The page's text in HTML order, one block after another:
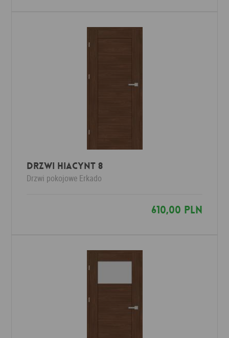
Drzwi HIACYNT 8
Drzwi pokojowe Erkado
610,00 PLN